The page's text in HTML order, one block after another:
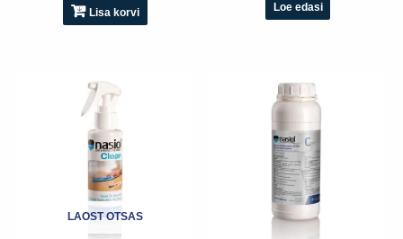
Lisa korvi Loe edasi
LAOST OTSAS